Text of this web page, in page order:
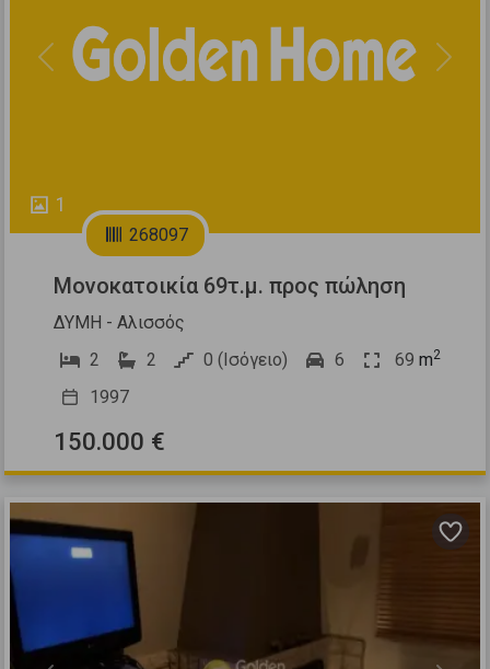
1
Previous Next
268097
Μονοκατοικία 69τ.μ. προς πώληση
ΔΥΜΗ - Αλισσός
2
2 0 (Ισόγειο) 6 69 m2
1997
150.000 €